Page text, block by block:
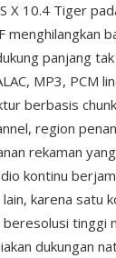
X 10.4 Tiger
panjang
MP3, PCM
berbasis
region
rekaman
kontinu
karena satu
tinggi
dukungan